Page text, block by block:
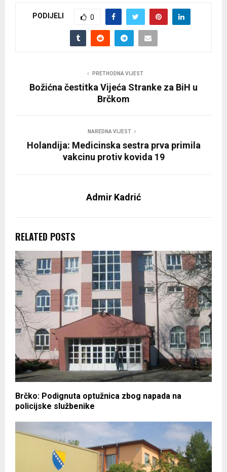
PODIJELI 0
PRETHODNA VIJEST
Božićna čestitka Vijeća Stranke za BiH u
Brčkom
NAREDNA VIJEST
Holandija: Medicinska sestra prva primila
vakcinu protiv kovida 19
Admir Kadrić
RELATED POSTS
Brčko: Podignuta optužnica zbog napada na
policijske službenike